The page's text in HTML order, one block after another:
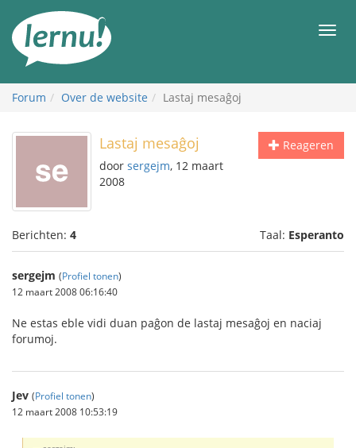
inhoud
Forum Over de website Lastaj mesaĝoj
Reageren
Lastaj mesaĝoj
door sergejm, 12 maart
2008
Berichten: 4 Taal: Esperanto
sergejm (Profiel tonen)
12 maart 2008 06:16:40
Ne estas eble vidi duan paĝon de lastaj mesaĝoj en naciaj
forumoj.
Jev (Profiel tonen)
12 maart 2008 10:53:19